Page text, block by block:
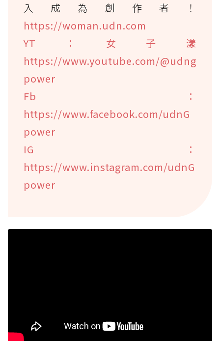
入成為創作者！
https://woman.udn.com
YT：女子漾
https://www.youtube.com/@udng
power
Fb：
https://www.facebook.com/udnG
power
IG：
https://www.instagram.com/udnG
power